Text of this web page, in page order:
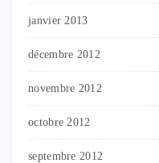
janvier 2013
décembre 2012
novembre 2012
octobre 2012
septembre 2012